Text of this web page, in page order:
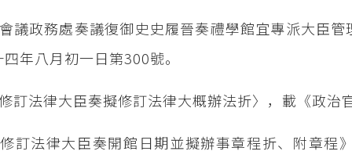
議政務處奏議復御史史履晉奏禮學館宜專派大臣
年八月初一日第300號。
訂法律大臣奏擬修訂法律大概辦法折〉，載《政
訂法律大臣奏開館日期並擬辦事章程折、附章程